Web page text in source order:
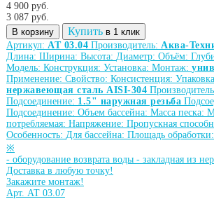
4 900 руб.
3 087 руб.
В корзину
Купить в 1 клик
Артикул: АТ 03.04 Производитель: Аква-
Длина: Ширина: Высота: Диаметр: Объём:
Модель: Конструкция: Установка: Монтаж:
Применение: Свойство: Консистенция:
нержавеющая сталь AISI-304
Подсоединение: 1.5" наружная резьба
Подсоединение: Объем бассейна: Масса песка:
потребляемая: Напряжение: Пропускная
Особенность: Для бассейна: Площадь обработки:
※
- оборудование возврата воды - закладная из
Доставка в любую точку!
Закажите монтаж!
Арт. АТ 03.07